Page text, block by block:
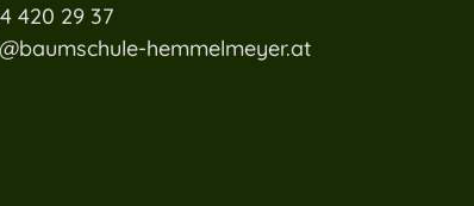
420 29 37
hemmelmeyer.at